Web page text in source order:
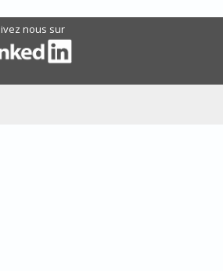
nous sur